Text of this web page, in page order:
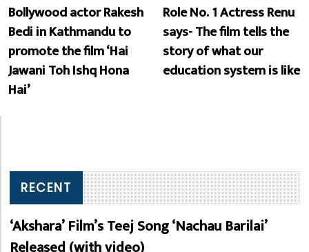
Bollywood actor Rakesh
Bedi in Kathmandu to
promote the film ‘Hai
Jawani Toh Ishq Hona
Hai’
Role No. 1 Actress Renu
says- The film tells the
story of what our
education system is like
RECENT
‘Akshara’ Film’s Teej Song ‘Nachau Barilai’